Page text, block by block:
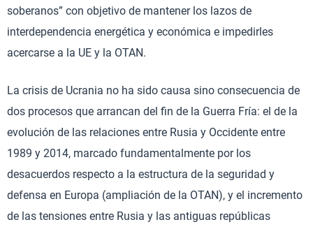
soberanos” con objetivo de mantener los lazos de
interdependencia energética y económica e impedirles
acercarse a la UE y la OTAN.
La crisis de Ucrania no ha sido causa sino consecuencia de
dos procesos que arrancan del fin de la Guerra Fría: el de la
evolución de las relaciones entre Rusia y Occidente entre
1989 y 2014, marcado fundamentalmente por los
desacuerdos respecto a la estructura de la seguridad y
defensa en Europa (ampliación de la OTAN), y el incremento
de las tensiones entre Rusia y las antiguas repúblicas